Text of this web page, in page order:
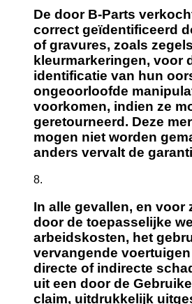
De door B-Parts
correct geïdentificeerd
of gravures, zoals
kleurmarkeringen, voor
identificatie van hun
ongeoorloofde
voorkomen, indien ze
geretourneerd. Deze
mogen niet worden
anders vervalt de
In alle gevallen, en voor
door de toepasselijke
arbeidskosten, het
vervangende
directe of indirecte
uit een door de
claim, uitdrukkelijk